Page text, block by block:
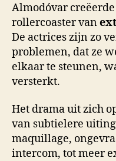
Almodóvar
rollercoaster van
De actrices zijn zo
problemen, dat ze
elkaar te steunen,
versterkt.
Het drama uit zich
van subtielere
maquillage,
intercom, tot meer